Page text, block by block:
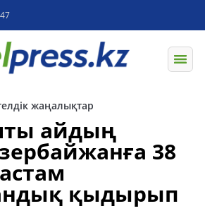
жаңалықтар
айдың
38
қыдырып